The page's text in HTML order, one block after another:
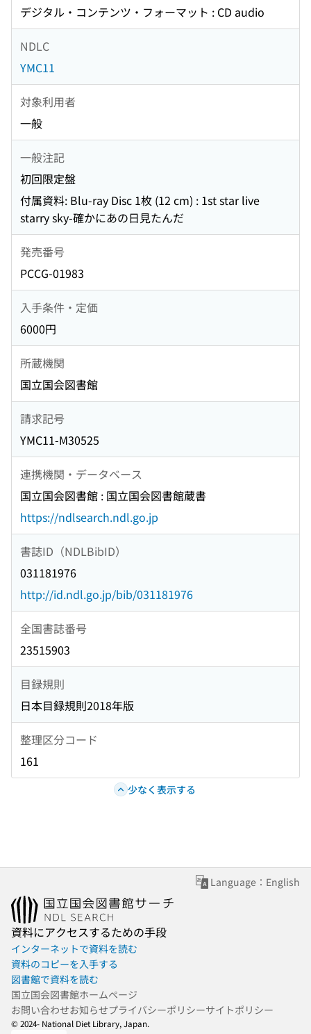
デジタル・コンテンツ・フォーマット : CD audio
NDLC
YMC11
対象利用者
一般
一般注記
初回限定盤
付属資料: Blu-ray Disc 1枚 (12 cm) : 1st star live
starry sky-確かにあの日見たんだ
発売番号
PCCG-01983
入手条件・定価
6000円
所蔵機関
国立国会図書館
請求記号
YMC11-M30525
連携機関・データベース
国立国会図書館 : 国立国会図書館蔵書
https://ndlsearch.ndl.go.jp
書誌ID（NDLBibID）
031181976
http://id.ndl.go.jp/bib/031181976
全国書誌番号
23515903
目録規則
日本目録規則2018年版
整理区分コード
161
少なく表示する
Language：English
資料にアクセスするための手段
インターネットで資料を読む
資料のコピーを入手する
図書館で資料を読む
国立国会図書館ホームページ
お問い合わせお知らせプライバシーポリシーサイトポリシー
© 2024- National Diet Library, Japan.